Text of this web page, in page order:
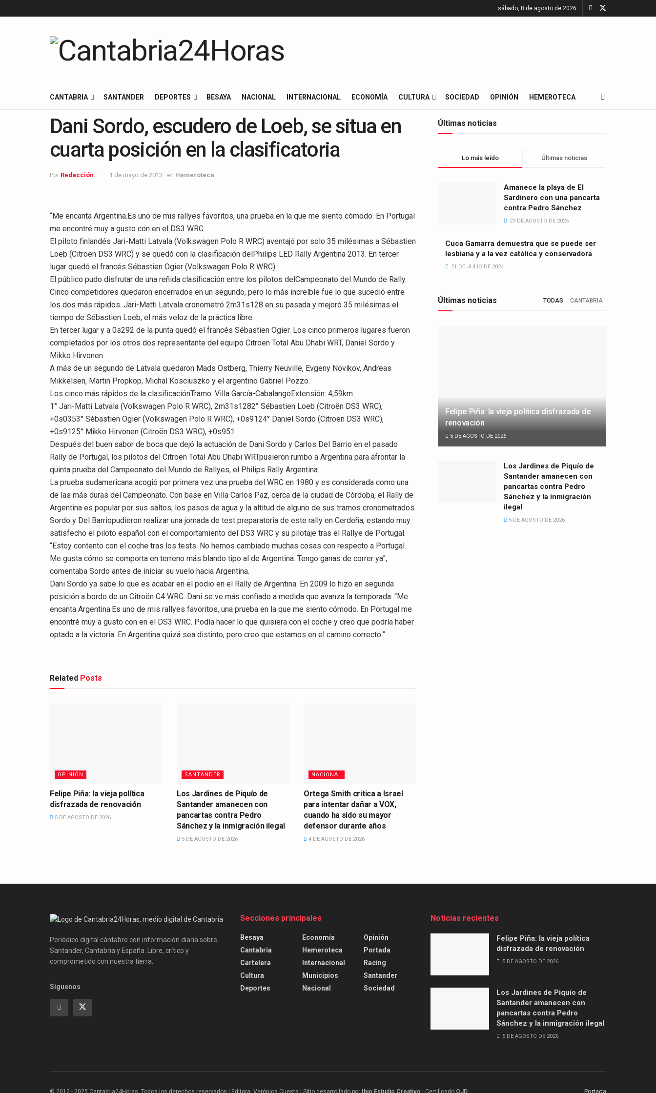
sábado, 8 de agosto de 2026
CANTABRIA SANTANDER DEPORTES BESAYA NACIONAL INTERNACIONAL ECONOMÍA CULTURA SOCIEDAD OPINIÓN HEMEROTECA
Dani Sordo, escudero de Loeb, se situa en
cuarta posición en la clasificatoria
Por Redacción 1 de mayo de 2013 en Hemeroteca
“Me encanta Argentina.Es uno de mis rallyes favoritos, una prueba en la que me siento cómodo. En Portugal
me encontré muy a gusto con en el DS3 WRC.
El piloto finlandés Jari-Matti Latvala (Volkswagen Polo R WRC) aventajó por solo 35 milésimas a Sébastien
Loeb (Citroën DS3 WRC) y se quedó con la clasificación delPhilips LED Rally Argentina 2013. En tercer
lugar quedó el francés Sébastien Ogier (Volkswagen Polo R WRC).
El público pudo disfrutar de una reñida clasificación entre los pilotos delCampeonato del Mundo de Rally.
Cinco competidores quedaron encerrados en un segundo, pero lo más increíble fue lo que sucedió entre
los dos más rápidos. Jari-Matti Latvala cronometró 2m31s128 en su pasada y mejoró 35 milésimas el
tiempo de Sébastien Loeb, el más veloz de la práctica libre.
En tercer lugar y a 0s292 de la punta quedó el francés Sébastien Ogier. Los cinco primeros lugares fueron
completados por los otros dos representante del equipo Citroën Total Abu Dhabi WRT, Daniel Sordo y
Mikko Hirvonen.
A más de un segundo de Latvala quedaron Mads Ostberg, Thierry Neuville, Evgeny Novikov, Andreas
Mikkelsen, Martin Propkop, Michal Kosciuszko y el argentino Gabriel Pozzo.
Los cinco más rápidos de la clasificaciónTramo: Villa García-CabalangoExtensión: 4,59km
1° Jari-Matti Latvala (Volkswagen Polo R WRC), 2m31s1282° Sébastien Loeb (Citroën DS3 WRC),
+0s0353° Sébastien Ogier (Volkswagen Polo R WRC), +0s9124° Daniel Sordo (Citroën DS3 WRC),
+0s9125° Mikko Hirvonen (Citroën DS3 WRC), +0s951
Después del buen sabor de boca que dejó la actuación de Dani Sordo y Carlos Del Barrio en el pasado
Rally de Portugal, los pilotos del Citroën Total Abu Dhabi WRTpusieron rumbo a Argentina para afrontar la
quinta prueba del Campeonato del Mundo de Rallyes, el Philips Rally Argentina.
La prueba sudamericana acogió por primera vez una prueba del WRC en 1980 y es considerada como una
de las más duras del Campeonato. Con base en Villa Carlos Paz, cerca de la ciudad de Córdoba, el Rally de
Argentina es popular por sus saltos, los pasos de agua y la altitud de alguno de sus tramos cronometrados.
Sordo y Del Barriopudieron realizar una jornada de test preparatoria de este rally en Cerdeña, estando muy
satisfecho el piloto español con el comportamiento del DS3 WRC y su pilotaje tras el Rallye de Portugal.
“Estoy contento con el coche tras los tests. No hemos cambiado muchas cosas con respecto a Portugal.
Me gusta cómo se comporta en terreno más blando tipo al de Argentina. Tengo ganas de correr ya”,
comentaba Sordo antes de iniciar su vuelo hacia Argentina.
Dani Sordo ya sabe lo que es acabar en el podio en el Rally de Argentina. En 2009 lo hizo en segunda
posición a bordo de un Citroën C4 WRC. Dani se ve más confiado a medida que avanza la temporada: “Me
encanta Argentina.Es uno de mis rallyes favoritos, una prueba en la que me siento cómodo. En Portugal me
encontré muy a gusto con en el DS3 WRC. Podía hacer lo que quisiera con el coche y creo que podría haber
optado a la victoria. En Argentina quizá sea distinto, pero creo que estamos en el camino correcto.”
Related Posts
OPINIÓN
Felipe Piña: la vieja política
disfrazada de renovación
5 DE AGOSTO DE 2026
SANTANDER
Los Jardines de Piquío de
Santander amanecen con
pancartas contra Pedro
Sánchez y la inmigración ilegal
5 DE AGOSTO DE 2026
NACIONAL
Ortega Smith critica a Israel
para intentar dañar a VOX,
cuando ha sido su mayor
defensor durante años
4 DE AGOSTO DE 2026
Últimas noticias
Lo más leído Últimas noticias
Amanece la playa de El
Sardinero con una pancarta
contra Pedro Sánchez
29 DE AGOSTO DE 2025
Cuca Gamarra demuestra que se puede ser
lesbiana y a la vez católica y conservadora
21 DE JULIO DE 2024
Últimas noticias TODAS CANTABRIA
Felipe Piña: la vieja política disfrazada de
renovación
5 DE AGOSTO DE 2026
Los Jardines de Piquío de
Santander amanecen con
pancartas contra Pedro
Sánchez y la inmigración
ilegal
5 DE AGOSTO DE 2026
Periódico digital cántabro con información diaria sobre
Santander, Cantabria y España. Libre, crítico y
comprometido con nuestra tierra.
Síguenos
Secciones principales
Besaya
Cantabria
Cartelera
Cultura
Deportes
Economía
Hemeroteca
Internacional
Municipios
Nacional
Opinión
Portada
Racing
Santander
Sociedad
Noticias recientes
Felipe Piña: la vieja política
disfrazada de renovación
5 DE AGOSTO DE 2026
Los Jardines de Piquío de
Santander amanecen con
pancartas contra Pedro
Sánchez y la inmigración ilegal
5 DE AGOSTO DE 2026
Portada
© 2012 - 2025 Cantabria24Horas. Todos los derechos reservados | Editora: Verónica Cuesta | Sitio desarrollado por Ibio Estudio Creativo | Certificado OJD